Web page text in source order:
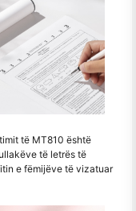
të MT810 është
të letrës të
e fëmijëve të vizatuar